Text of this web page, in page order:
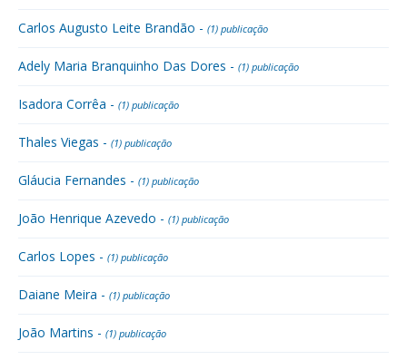
Carlos Augusto Leite Brandão - (1) publicação
Adely Maria Branquinho Das Dores - (1) publicação
Isadora Corrêa - (1) publicação
Thales Viegas - (1) publicação
Gláucia Fernandes - (1) publicação
João Henrique Azevedo - (1) publicação
Carlos Lopes - (1) publicação
Daiane Meira - (1) publicação
João Martins - (1) publicação